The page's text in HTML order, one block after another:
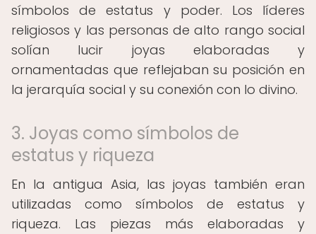
símbolos de estatus y poder. Los líderes
religiosos y las personas de alto rango social
solían lucir joyas elaboradas y
ornamentadas que reflejaban su posición en
la jerarquía social y su conexión con lo divino.
3. Joyas como símbolos de
estatus y riqueza
En la antigua Asia, las joyas también eran
utilizadas como símbolos de estatus y
riqueza. Las piezas más elaboradas y